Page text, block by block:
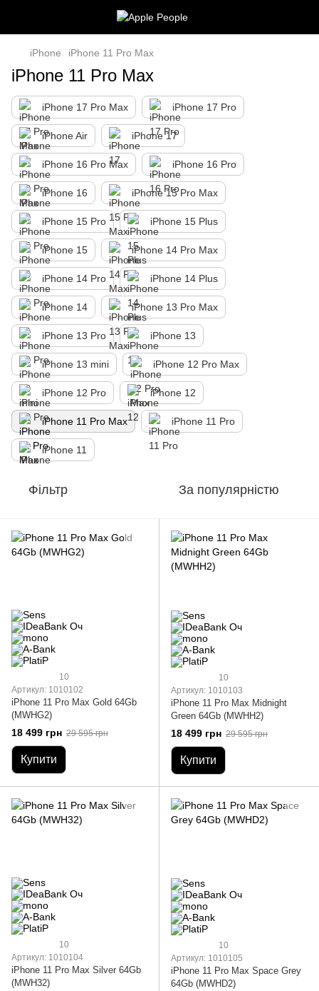
iPhone iPhone 11 Pro Max
iPhone 11 Pro Max
iPhone 17 Pro Max iPhone 17 Pro
iPhone Air iPhone 17
iPhone 16 Pro Max iPhone 16 Pro
iPhone 16 iPhone 15 Pro Max
iPhone 15 Pro iPhone 15 Plus
iPhone 15 iPhone 14 Pro Max
iPhone 14 Pro iPhone 14 Plus
iPhone 14 iPhone 13 Pro Max
iPhone 13 Pro iPhone 13
iPhone 13 mini iPhone 12 Pro Max
iPhone 12 Pro iPhone 12
iPhone 11 Pro Max iPhone 11 Pro
іPhone 11
Фільтр За популярністю
10
Артикул: 1010102
iPhone 11 Pro Max Gold 64Gb
(MWHG2)
18 499 грн 29 595 грн
Купити
10
Артикул: 1010103
iPhone 11 Pro Max Midnight
Green 64Gb (MWHH2)
18 499 грн 29 595 грн
Купити
10
Артикул: 1010104
iPhone 11 Pro Max Silver 64Gb
(MWH32)
10
Артикул: 1010105
iPhone 11 Pro Max Space Grey
64Gb (MWHD2)